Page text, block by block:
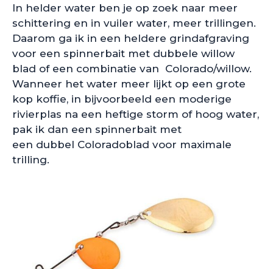
In helder water ben je op zoek naar meer
schittering en in vuiler water, meer trillingen.
Daarom ga ik in een heldere grindafgraving
voor een spinnerbait met dubbele willow
blad of een combinatie van Colorado/willow.
Wanneer het water meer lijkt op een grote
kop koffie, in bijvoorbeeld een moderige
rivierplas na een heftige storm of hoog water,
pak ik dan een spinnerbait met
een dubbel Coloradoblad voor maximale
trilling.